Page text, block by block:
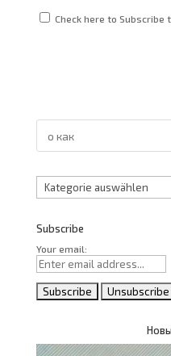
Check here to
Kategorien
Subscribe
Your email: